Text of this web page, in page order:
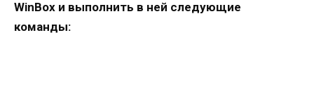
WinBox и выполнить в ней следующие
команды: